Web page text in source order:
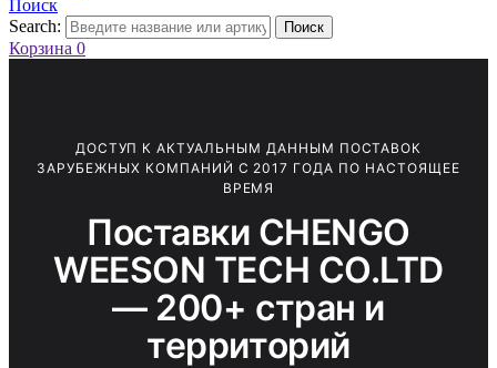
Поиск
Search:
Поиск
Корзина 0
ДОСТУП К АКТУАЛЬНЫМ ДАННЫМ ПОСТАВОК
ЗАРУБЕЖНЫХ КОМПАНИЙ С 2017 ГОДА ПО НАСТОЯЩЕЕ
ВРЕМЯ
Поставки CHENGO
WEESON TECH CO.LTD
— 200+ стран и
территорий